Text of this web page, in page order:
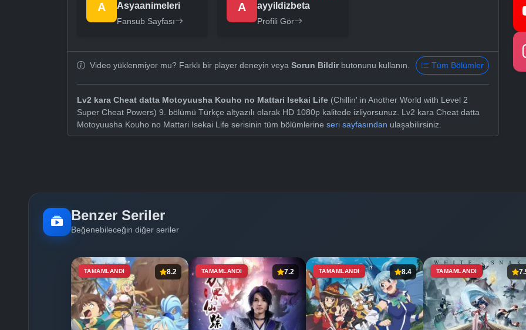
A Asyaanimeleri
Fansub Sayfası
A ayyildizbeta
Profili Gör
Video yüklenmiyor mu? Farklı bir player deneyin veya Sorun Bildirbutonunu kullanın. Tüm Bölümler
Lv2 kara Cheat datta Motoyuusha Kouho no Mattari Isekai Life (Chillin' in Another World with Level 2
Super Cheat Powers) 9. bölümü Türkçe altyazılı olarak HD 1080p kalitede izliyorsunuz. Lv2 kara Cheat datta
Motoyuusha Kouho no Mattari Isekai Life serisinin tüm bölümlerine seri sayfasından ulaşabilirsiniz.
Benzer Seriler
Beğenebileceğin diğer seriler
TAMAMLANDI 8.2 TAMAMLANDI 7.2 TAMAMLANDI 8.4 TAMAMLANDI